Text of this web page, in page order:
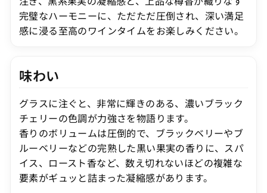
完璧なハーモニーに、ただただ圧倒され、深い満足
感に浸る至高のワインタイムをお楽しみください。
味わい
グラスに注ぐと、非常に輝きのある、濃いブラック
チェリーの色調が力強さを物語ります。
香りのボリュームは圧倒的で、ブラックベリーやブ
ルーベリーなどの完熟した黒い果実の香りに、スパ
イス、ロースト香など、数え切れないほどの複雑な
要素がギュッと詰まった凝縮感があります。